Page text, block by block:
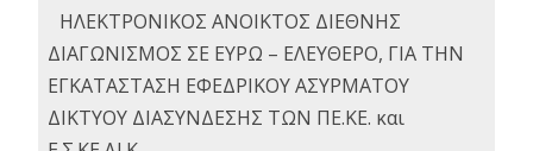
ΗΛΕΚΤΡΟΝΙΚΟΣ ΑΝΟΙΚΤΟΣ ΔΙΕΘΝΗΣ
ΔΙΑΓΩΝΙΣΜΟΣ ΣΕ ΕΥΡΩ – ΕΛΕΥΘΕΡΟ, ΓΙΑ ΤΗΝ
ΕΓΚΑΤΑΣΤΑΣΗ ΕΦΕΔΡΙΚΟΥ ΑΣΥΡΜΑΤΟΥ
ΔΙΚΤΥΟΥ ΔΙΑΣΥΝΔΕΣΗΣ ΤΩΝ ΠΕ.ΚΕ. και